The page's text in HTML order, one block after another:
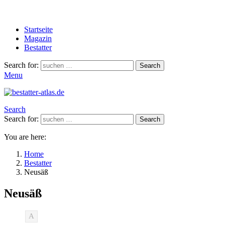
Startseite
Magazin
Bestatter
Search for: Search
Menu
Search
Search for:
Search
You are here:
Home
Bestatter
Neusäß
Neusäß
A